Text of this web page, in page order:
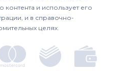
контента и использует его
и в справочно-
целях.